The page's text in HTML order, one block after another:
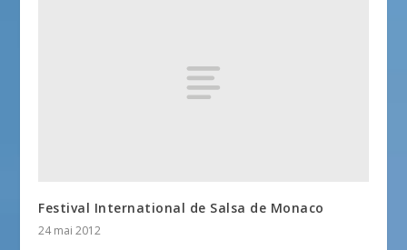
Festival International de Salsa de Monaco
24 mai 2012